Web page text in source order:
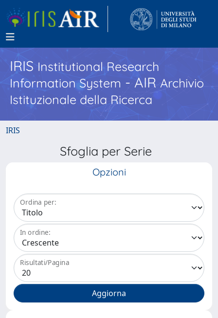
IRISInstitutional Research
Information System - AIR Archivio
Istituzionale della Ricerca
IRIS
Sfoglia per Serie
Opzioni
Ordina per:
In ordine:
Risultati/Pagina